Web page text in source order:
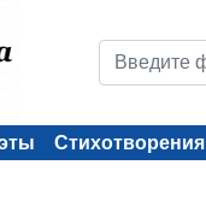
Стихотворения